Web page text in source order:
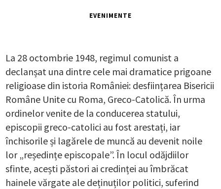
EVENIMENTE
La 28 octombrie 1948, regimul comunist a
declanșat una dintre cele mai dramatice prigoane
religioase din istoria României: desființarea Bisericii
Române Unite cu Roma, Greco-Catolică. În urma
ordinelor venite de la conducerea statului,
episcopii greco-catolici au fost arestați, iar
închisorile și lagărele de muncă au devenit noile
lor „reședințe episcopale”. În locul odăjdiilor
sfinte, acești păstori ai credinței au îmbrăcat
hainele vărgate ale deținuților politici, suferind